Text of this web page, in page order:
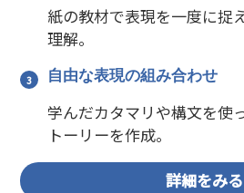
紙の教材で表現を一度に捉
理解。
自由な表現の組み合わせ
学んだカタマリや構文を使
トーリーを作成。
詳細をみる